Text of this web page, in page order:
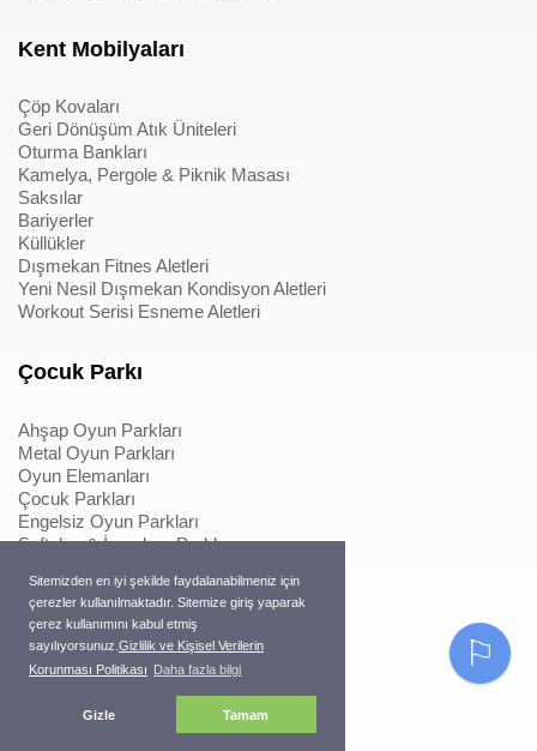
Sitemizden en iyi şekilde faydalanabilmeniz için
çerezler kullanılmaktadır. Sitemize giriş yaparak
çerez kullanımını kabul etmiş
sayılıyorsunuz. Gizlilik ve Kişisel Verilerin
Korunması Politikası Daha fazla bilgi
Gizle Tamam
Kent Mobilyaları
Çöp Kovaları
Geri Dönüşüm Atık Üniteleri
Oturma Bankları
Kamelya, Pergole & Piknik Masası
Saksılar
Bariyerler
Küllükler
Dışmekan Fitnes Aletleri
Yeni Nesil Dışmekan Kondisyon Aletleri
Workout Serisi Esneme Aletleri
Çocuk Parkı
Ahşap Oyun Parkları
Metal Oyun Parkları
Oyun Elemanları
Çocuk Parkları
Engelsiz Oyun Parkları
Softplay & İçmekan Parkları
Metal Konstrüksiyonlu İpli Tırmanmalar
Ahşap Konstrüksiyonlu İpli Tırmanmalar
Macera Serisi Ürünleri
Trambolinler
Pergole
⚐